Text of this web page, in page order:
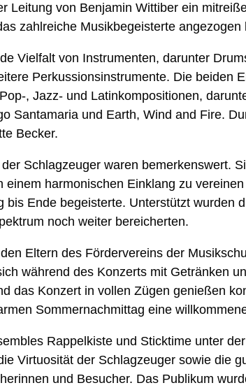
Leitung von Benjamin Wittiber ein
zahlreiche Musikbegeisterte angezogen
Vielfalt von Instrumenten, darunter
Perkussionsinstrumente. Die beiden
, Jazz- und Latinkompositionen,
Santamaria und Earth, Wind and Fire.
Becker.
Schlagzeuger waren bemerkenswert.
harmonischen Einklang zu
Ende begeisterte. Unterstützt wurden
noch weiter bereicherten.
Eltern des Fördervereins der
während des Konzerts mit Getränken
das Konzert in vollen Zügen genießen
Sommernachmittag eine
Rappelkiste und Sticktime unter
Virtuosität der Schlagzeuger sowie die
und Besucher. Das Publikum